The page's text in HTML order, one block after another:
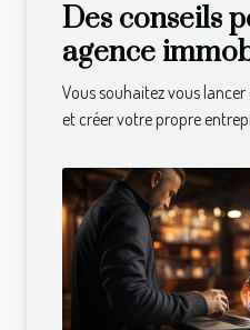
Des conseils
agence
Vous souhaitez vous
et créer votre propre